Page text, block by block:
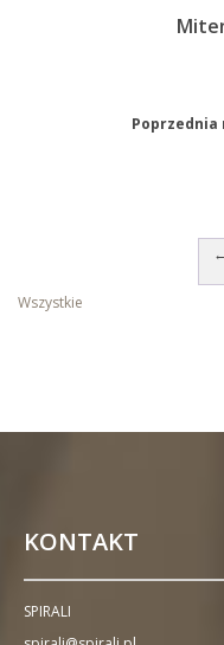
Poprzednia
←
Wszystkie
KONTAKT
SPIRALI